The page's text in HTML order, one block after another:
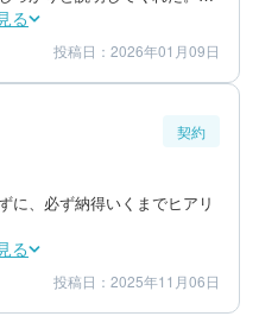
明点にも分かりやすい言葉で
る
仕上がり 4
投稿日：2026年01月09日
契約
に、必ず納得いくまでヒアリ
る
金額感 5
投稿日：2025年11月06日